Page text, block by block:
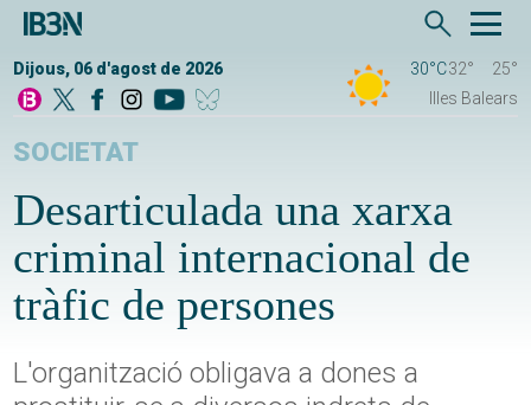
Dijous, 06 d'agost de 2026 30°C32°
25°
Illes Balears
SOCIETAT
Desarticulada una xarxa
criminal internacional de
tràfic de persones
L'organització obligava a dones a